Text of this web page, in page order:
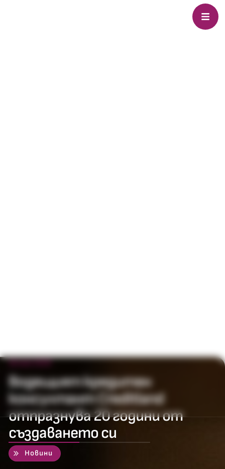
18 май 2026
Водещият кредитен
консултант Creditland
отпразнува 20 години от
създаването си
50%
Новини